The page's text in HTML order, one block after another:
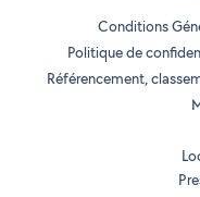
Conditions
Politique de
Référencement,